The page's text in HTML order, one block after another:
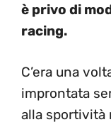
è privo di
racing.
C’era una
improntata
alla sportività